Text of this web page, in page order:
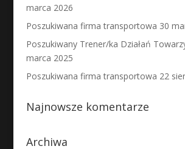
marca 2026
Poszukiwana firma transportowa 30
Poszukiwany Trener/ka Działań
marca 2025
Poszukiwana firma transportowa 22
Najnowsze komentarze
Archiwa